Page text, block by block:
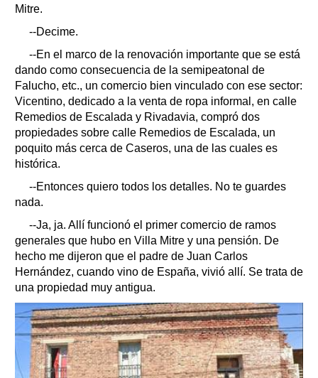
Mitre.
--Decime.
--En el marco de la renovación importante que se está
dando como consecuencia de la semipeatonal de
Falucho, etc., un comercio bien vinculado con ese sector:
Vicentino, dedicado a la venta de ropa informal, en calle
Remedios de Escalada y Rivadavia, compró dos
propiedades sobre calle Remedios de Escalada, un
poquito más cerca de Caseros, una de las cuales es
histórica.
--Entonces quiero todos los detalles. No te guardes
nada.
--Ja, ja. Allí funcionó el primer comercio de ramos
generales que hubo en Villa Mitre y una pensión. De
hecho me dijeron que el padre de Juan Carlos
Hernández, cuando vino de España, vivió allí. Se trata de
una propiedad muy antigua.